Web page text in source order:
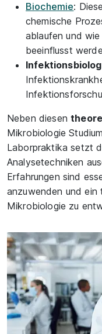
Biochemie:
chemische
ablaufen und
beeinflusst
Neben diesen
Mikrobiologie
Laborpraktika setzt
Analysetechniken
Erfahrungen sind
anzuwenden und ein
Mikrobiologie zu